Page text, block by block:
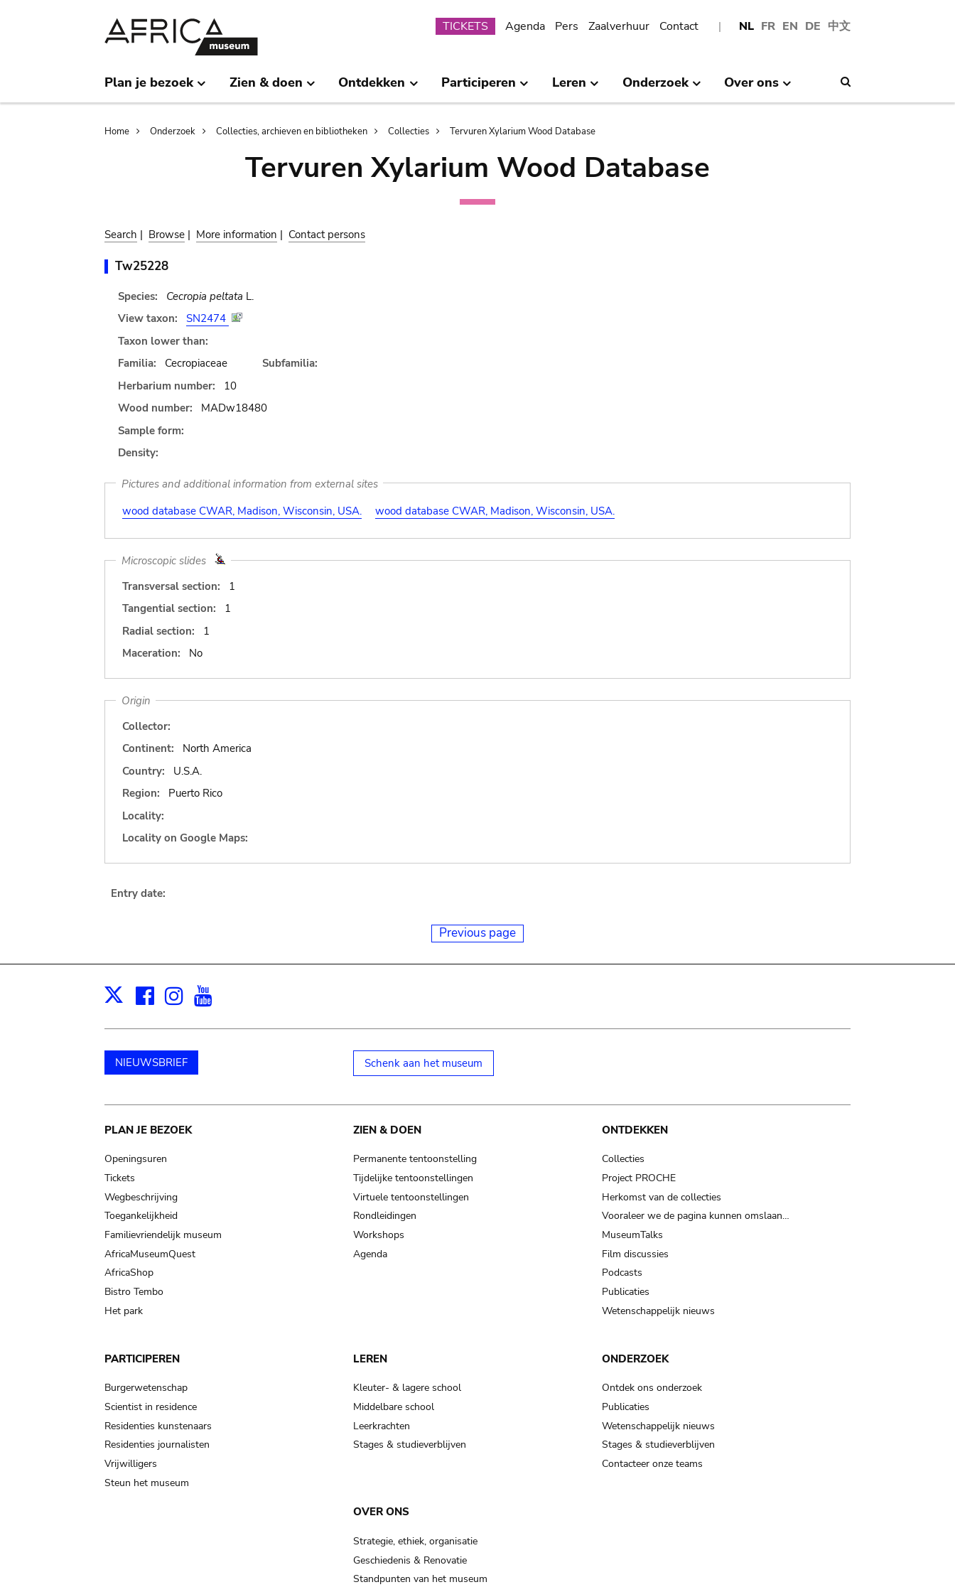
NL FR EN DE 中文
Submenu
TICKETS Agenda Pers Zaalverhuur Contact
Plan je bezoek Zien & doen Ontdekken Participeren Leren Onderzoek Over ons
Breadcrumb
Home Onderzoek Collecties, archieven en bibliotheken Collecties Tervuren Xylarium Wood Database
Tervuren Xylarium Wood Database
Search | Browse | More information | Contact persons
Tw25228
Species: Cecropia peltata L.
View taxon:
SN2474
Taxon lower than:
Familia:
Cecropiaceae
Subfamilia:
Herbarium number:
10
Wood number:
MADw18480
Sample form:
Density:
Pictures and additional information from external sites
wood database CWAR, Madison, Wisconsin, USA.
wood database CWAR, Madison, Wisconsin, USA.
Microscopic slides
Transversal section:
1
Tangential section:
1
Radial section:
1
Maceration:
No
Origin
Collector:
Continent:
North America
Country:
U.S.A.
Region:
Puerto Rico
Locality:
Locality on Google Maps:
Entry date:
Previous page
X Facebook
Instagram
NIEUWSBRIEF Schenk aan het museum
Main
navigation
PLAN JE BEZOEK
Openingsuren
Tickets
Wegbeschrijving
Toegankelijkheid
Familievriendelijk museum
AfricaMuseumQuest
AfricaShop
Bistro Tembo
Het park
ZIEN & DOEN
Permanente tentoonstelling
Tijdelijke tentoonstellingen
Virtuele tentoonstellingen
Rondleidingen
Workshops
Agenda
ONTDEKKEN
Collecties
Project PROCHE
Herkomst van de collecties
Vooraleer we de pagina kunnen omslaan…
MuseumTalks
Film discussies
Podcasts
Publicaties
Wetenschappelijk nieuws
PARTICIPEREN
Burgerwetenschap
Scientist in residence
Residenties kunstenaars
Residenties journalisten
Vrijwilligers
Steun het museum
LEREN
Kleuter- & lagere school
Middelbare school
Leerkrachten
Stages & studieverblijven
ONDERZOEK
Ontdek ons onderzoek
Publicaties
Wetenschappelijk nieuws
Stages & studieverblijven
Contacteer onze teams
OVER ONS
Strategie, ethiek, organisatie
Geschiedenis & Renovatie
Standpunten van het museum